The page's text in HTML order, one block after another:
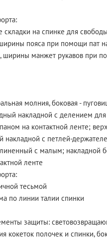
складки на спинке для
пояса при помощи пат
ширины манжет рукавов при
молния, боковая -
накладной с делением для
на контактной ленте;
накладной с петлей-
с малым; накладной
ленте
тесьмой
по линии талии спинки
защиты:
кокеток полочек и спинки,